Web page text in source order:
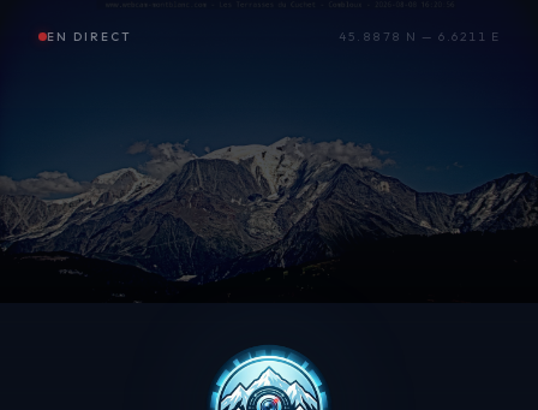
EN DIRECT 45.8878 N — 6.6211 E